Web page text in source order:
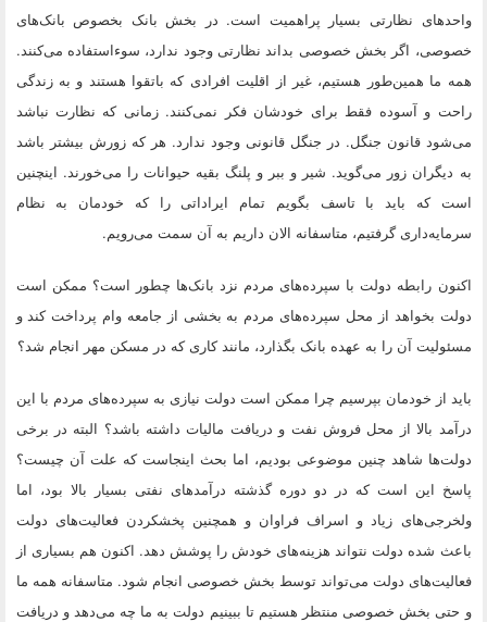
واحدهای نظارتی بسیار پراهمیت است. در بخش بانک بخصوص بانک‌های
خصوصی، اگر بخش خصوصی بداند نظارتی وجود ندارد، سوء‌استفاده می‌کنند.
همه ما همین‌طور هستیم، غیر از اقلیت افرادی که باتقوا هستند و به زندگی
راحت و آسوده فقط برای خودشان فکر نمی‌کنند. زمانی که نظارت نباشد
می‌شود قانون جنگل. در جنگل قانونی وجود ندارد. هر که زورش بیشتر باشد
به دیگران زور می‌گوید. شیر و ببر و پلنگ بقیه حیوانات را می‌خورند. اینچنین
است که باید با تاسف بگویم تمام ایراداتی را که خودمان به نظام
سرمایه‌داری گرفتیم، متاسفانه الان داریم به آن سمت می‌رویم.
اکنون رابطه دولت با سپرده‌های مردم نزد بانک‌ها چطور است؟ ممکن است
دولت بخواهد از محل سپرده‌های مردم به بخشی از جامعه وام پرداخت کند و
مسئولیت آن را به عهده بانک بگذارد، مانند کاری که در مسکن مهر انجام شد؟
باید از خودمان بپرسیم چرا ممکن است دولت نیازی به سپرده‌های مردم با این
درآمد بالا از محل فروش نفت و دریافت مالیات داشته باشد؟ البته در برخی
دولت‌ها شاهد چنین موضوعی بودیم، اما بحث اینجاست که علت آن چیست؟
پاسخ این است که در دو دوره گذشته درآمدهای نفتی بسیار بالا بود، اما
ولخرجی‌های زیاد و اسراف فراوان و همچنین پخش​کردن فعالیت‌های دولت
باعث شده دولت نتواند هزینه‌های خودش را پوشش دهد. اکنون هم بسیاری از
فعالیت‌های دولت می‌تواند توسط بخش خصوصی انجام شود. متاسفانه همه ما
و حتی بخش خصوصی منتظر هستیم تا ببینیم دولت به ما چه می‌دهد و دریافت